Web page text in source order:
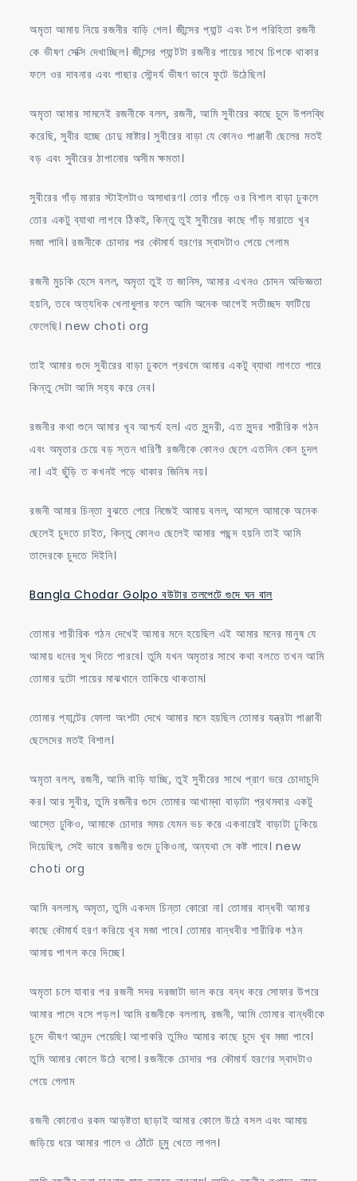
অমৃতা আমায় নিয়ে রজনীর বাড়ি গেল। জীন্সের প্যান্ট এবং টপ পরিহিতা রজনী
কে ভীষণ সেক্সি দেখাচ্ছিল। জীন্সের প্যান্টটা রজনীর পায়ের সাথে চিপকে থাকার
ফলে ওর দাবনার এবং পাছার সৌন্দর্য ভীষণ ভাবে ফুটে উঠেছিল।
অমৃতা আমার সামনেই রজনীকে বলল, রজনী, আমি সুবীরের কাছে চুদে উপলব্ধি
করেছি, সুবীর হচ্ছে চোদু মাষ্টার। সুবীরের বাড়া যে কোনও পাঞ্জাবী ছেলের মতই
বড় এবং সুবীরের ঠাপানোর অসীম ক্ষমতা।
সুবীরের গাঁড় মারার স্টাইলটাও অসাধারণ। তোর গাঁড়ে ওর বিশাল বাড়া ঢুকলে
তোর একটু ব্যাথা লাগবে ঠিকই, কিন্তু তুই সুবীরের কাছে গাঁড় মারাতে খূব
মজা পাবি। রজনীকে চোদার পর কৌমার্য হরণের স্বাদটাও পেয়ে গেলাম
রজনী মুচকি হেসে বলল, অমৃতা তুই ত জানিস, আমার এখনও চোদন অভিজ্ঞতা
হয়নি, তবে অত্যধিক খেলাধুলার ফলে আমি অনেক আগেই সতীচ্ছদ ফাটিয়ে
ফেলেছি। new choti org
তাই আমার গুদে সুবীরের বাড়া ঢুকলে প্রথমে আমার একটু ব্যাথা লাগতে পারে
কিন্তু সেটা আমি সহ্য করে নেব।
রজনীর কথা শুনে আমার খূব আশ্চর্য হল। এত সুন্দরী, এত সুন্দর শারীরিক গঠন
এবং অমৃতার চেয়ে বড় স্তন ধারিণী রজনীকে কোনও ছেলে এতদিন কেন চুদল
না। এই ছুঁড়ি ত কখনই পড়ে থাকার জিনিষ নয়।
রজনী আমার চিন্তা বুঝতে পেরে নিজেই আমায় বলল, আসলে আমাকে অনেক
ছেলেই চুদতে চাইত, কিন্তু কোনও ছেলেই আমার পছন্দ হয়নি তাই আমি
তাদেরকে চুদতে দিইনি।
Bangla Chodar Golpo বউটার তলপেটে গুদে ঘন বাল
তোমার শারীরিক গঠন দেখেই আমার মনে হয়েছিল এই আমার মনের মানুষ যে
আমায় ধনের সুখ দিতে পারবে। তুমি যখন অমৃতার সাথে কথা বলতে তখন আমি
তোমার দুটো পায়ের মাঝখানে তাকিয়ে থাকতাম।
তোমার প্যান্টের ফোলা অংশটা দেখে আমার মনে হয়ছিল তোমার যন্ত্রটা পাঞ্জাবী
ছেলেদের মতই বিশাল।
অমৃতা বলল, রজনী, আমি বাড়ি যাচ্ছি, তুই সুবীরের সাথে প্রাণ ভরে চোদাচুদি
কর। আর সুবীর, তুমি রজনীর গুদে তোমার আখাম্বা বাড়াটা প্রথমবার একটু
আস্তে ঢুকিও, আমাকে চোদার সময় যেমন ভচ করে একবারেই বাড়াটা ঢুকিয়ে
দিয়েছিল, সেই ভাবে রজনীর গুদে ঢুকিওনা, অন্যথা সে কষ্ট পাবে। new
choti org
আমি বললাম, অমৃতা, তুমি একদম চিন্তা কোরো না। তোমার বান্ধবী আমার
কাছে কৌমার্য হরণ করিয়ে খূব মজা পাবে। তোমার বান্ধবীর শারীরিক গঠন
আমায় পাগল করে দিচ্ছে।
অমৃতা চলে যাবার পর রজনী সদর দরজাটা ভাল করে বন্ধ করে সোফার উপরে
আমার পাসে বসে পড়ল। আমি রজনীকে বললাম, রজনী, আমি তোমার বান্ধবীকে
চুদে ভীষণ আনন্দ পেয়েছি। আশাকরি তুমিও আমার কাছে চুদে খূব মজা পাবে।
তুমি আমার কোলে উঠে বসো। রজনীকে চোদার পর কৌমার্য হরণের স্বাদটাও
পেয়ে গেলাম
রজনী কোনোও রকম আড়ষ্টতা ছাড়াই আমার কোলে উঠে বসল এবং আমায়
জড়িয়ে ধরে আমার গালে ও ঠোঁটে চুমু খেতে লাগল।